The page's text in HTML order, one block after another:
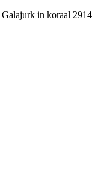
Galajurk in koraal 2914